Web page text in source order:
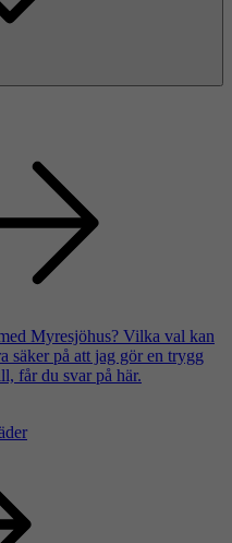
Myresjöhus? Vilka val kan
säker på att jag gör en trygg
får du svar på här.